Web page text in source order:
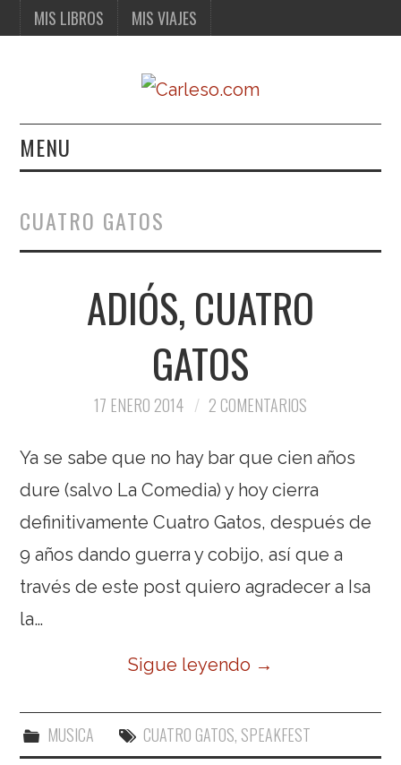
MIS LIBROS MIS VIAJES
MENU
MIS VIAJES
CUATRO GATOS
ADIÓS, CUATRO
GATOS
17 ENERO 2014 2 COMENTARIOS
Ya se sabe que no hay bar que cien años
dure (salvo La Comedia) y hoy cierra
definitivamente Cuatro Gatos, después de
9 años dando guerra y cobijo, así que a
través de este post quiero agradecer a Isa
la…
Sigue leyendo →
MUSICA CUATRO GATOS, SPEAKFEST